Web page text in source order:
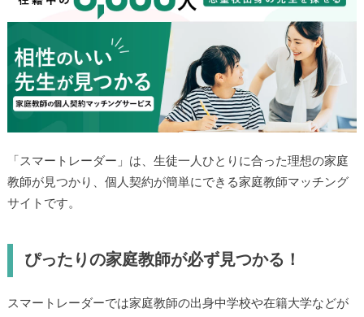
「スマートレーダー」は、生徒一人ひとりに合った理想の家庭
教師が見つかり、個人契約が簡単にできる家庭教師マッチング
サイトです。
ぴったりの家庭教師が必ず見つかる！
スマートレーダーでは家庭教師の出身中学校や在籍大学などが